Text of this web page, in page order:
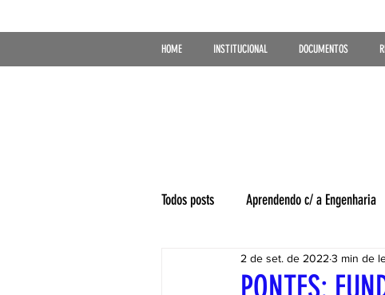
HOME INSTITUCIONAL DOCUMENTOS
Todos posts Aprendendo c/ a Engenharia
PONTES:
2 de set. de 2022 3 min de